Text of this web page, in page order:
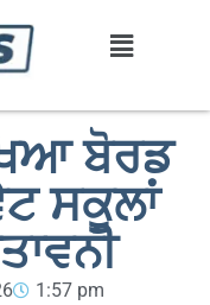
ਬੋਰਡ
ਸਕੂਲਾਂ
1:57 pm